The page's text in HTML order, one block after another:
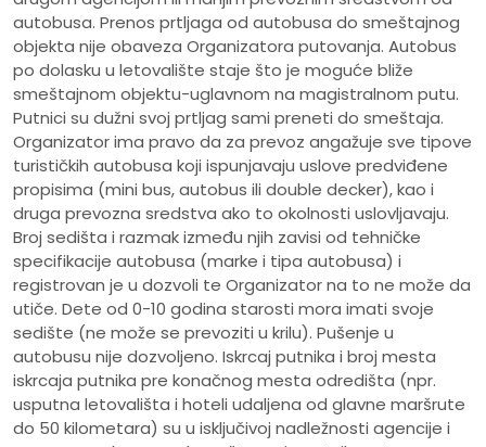
autobusa. Prenos prtljaga od autobusa do smeštajnog
objekta nije obaveza Organizatora putovanja. Autobus
po dolasku u letovalište staje što je moguće bliže
smeštajnom objektu-uglavnom na magistralnom putu.
Putnici su dužni svoj prtljag sami preneti do smeštaja.
Organizator ima pravo da za prevoz angažuje sve tipove
turističkih autobusa koji ispunjavaju uslove predviđene
propisima (mini bus, autobus ili double decker), kao i
druga prevozna sredstva ako to okolnosti uslovljavaju.
Broj sedišta i razmak između njih zavisi od tehničke
specifikacije autobusa (marke i tipa autobusa) i
registrovan je u dozvoli te Organizator na to ne može da
utiče. Dete od 0-10 godina starosti mora imati svoje
sedište (ne može se prevoziti u krilu). Pušenje u
autobusu nije dozvoljeno. Iskrcaj putnika i broj mesta
iskrcaja putnika pre konačnog mesta odredišta (npr.
usputna letovališta i hoteli udaljena od glavne maršrute
do 50 kilometara) su u isključivoj nadležnosti agencije i